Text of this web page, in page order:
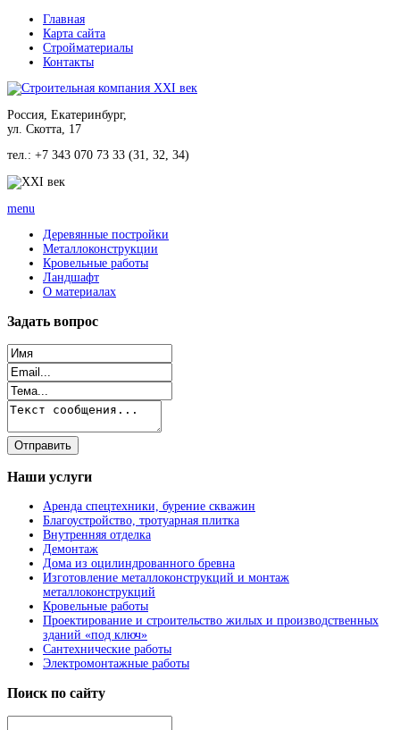
Главная
Карта сайта
Стройматериалы
Контакты
Россия, Екатеринбург,
ул. Скотта, 17
тел.: +7 343 070 73 33 (31, 32, 34)
menu
Деревянные постройки
Металлоконструкции
Кровельные работы
Ландшафт
О материалах
Задать вопрос
Наши услуги
Аренда спецтехники, бурение скважин
Благоустройство, тротуарная плитка
Внутренняя отделка
Демонтаж
Дома из оцилиндрованного бревна
Изготовление металлоконструкций и монтаж
металлоконструкций
Кровельные работы
Проектирование и строительство жилых и производственных
зданий «под ключ»
Сантехнические работы
Электромонтажные работы
Поиск по сайту